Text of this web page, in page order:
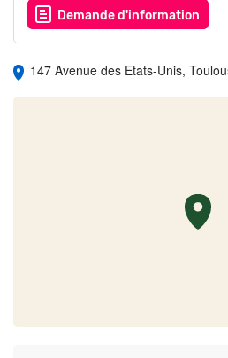
Demande d'information
147 Avenue des Etats-Unis,